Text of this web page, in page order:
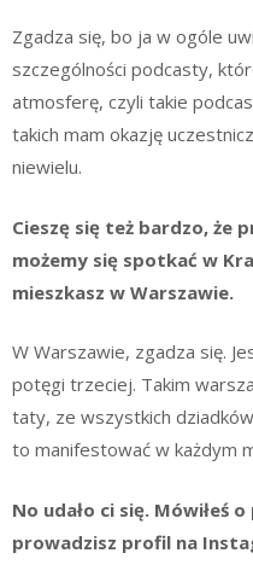
Zgadza się, bo ja w ogóle
szczególności podcasty,
atmosferę, czyli takie
takich mam okazję
niewielu.
Cieszę się też bardzo, że
możemy się spotkać w
mieszkasz w Warszawie.
W Warszawie, zgadza się.
potęgi trzeciej. Takim
taty, ze wszystkich
to manifestować w każdym
No udało ci się. Mówiłeś
prowadzisz profil na